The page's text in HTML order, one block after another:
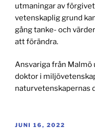
utmaningar av
vetenskaplig grund
gång tanke- och
att förändra.
Ansvariga från
doktor i
naturvetenskapernas
PUBLICERAT
JUNI 16, 2022